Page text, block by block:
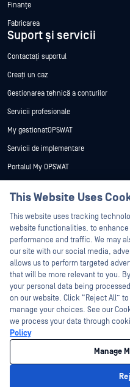
Finanțe
Fabricarea
Suport și servicii
Contactați suportul
Creați un caz
Gestionarea tehnică a conturilor
Servicii profesionale
My gestionatOPSWAT
Servicii de implementare
Portalul My OPSWAT
Formare
vulnerabilităților
Parteneri
Certificare
Parteneri tehnologici
Program de parteneriat de canal
©2026 OPSWAT . Toate drepturile
MetaAccess, OPSWAT , Trust no File.
World's Critical Infrastructure, Deep
DFI, RetroHunt, Deep File Inspection
OPSWAT . Mărcile comerciale ale
Politica de
Opțiunile dvs. de
This Website Uses
This website uses tracking
website functionalities, to
performance and traffic. We may
our site with our social media,
allows us to perform targeted
that will be more relevant to you.
your personal data being
on our website. Click “Reject All”
manage your choices. See our
we process your data through
Policy
Manage
Hey
I'm Ozzy,
How can
today?